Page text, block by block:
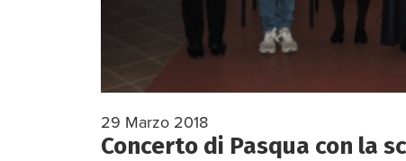
29 Marzo 2018
Concerto di Pasqua con la